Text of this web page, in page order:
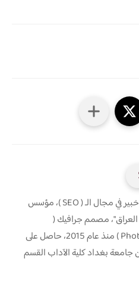
صانع محتوى رقمي، خبير في مجال الـ ( SEO )، مؤسس
العراق"، مصمم جرافيك (
Photoshop, Illustrator ) منذ عام 2015، حاصل على
جامعة بغداد كلية الآداب القسم